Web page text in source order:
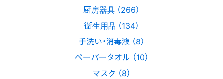
厨房器具 （266）
衛生用品 （134）
手洗い・消毒液 （8）
ペーパータオル （10）
マスク （8）